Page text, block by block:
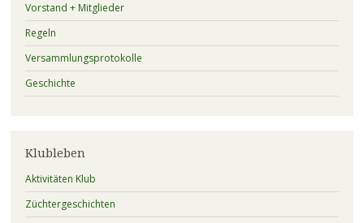
Vorstand + Mitglieder
Regeln
Versammlungsprotokolle
Geschichte
Klubleben
Aktivitäten Klub
Züchtergeschichten